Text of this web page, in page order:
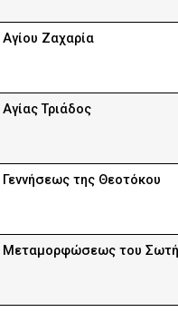
Αγίου Ζαχαρία
Αγίας Τριάδος
Γεννήσεως της Θεοτόκου
Μεταμορφώσεως του